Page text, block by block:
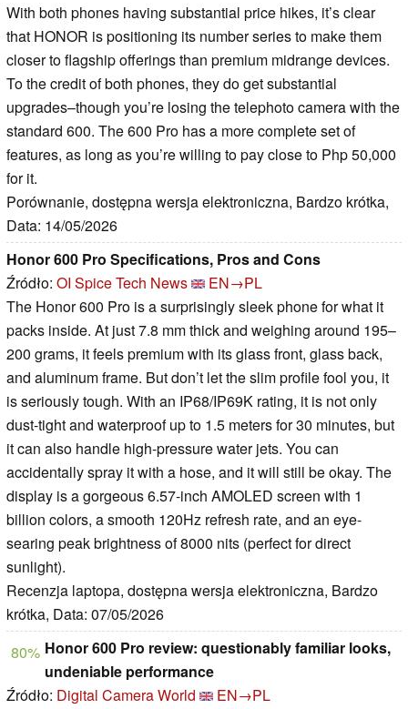
With both phones having substantial price hikes, it’s clear
that HONOR is positioning its number series to make them
closer to flagship offerings than premium midrange devices.
To the credit of both phones, they do get substantial
upgrades–though you’re losing the telephoto camera with the
standard 600. The 600 Pro has a more complete set of
features, as long as you’re willing to pay close to Php 50,000
for it.
Porównanie, dostępna wersja elektroniczna, Bardzo krótka,
Data: 14/05/2026
Honor 600 Pro Specifications, Pros and Cons
Źródło: OI Spice Tech News
EN→PL
The Honor 600 Pro is a surprisingly sleek phone for what it
packs inside. At just 7.8 mm thick and weighing around 195–
200 grams, it feels premium with its glass front, glass back,
and aluminum frame. But don’t let the slim profile fool you, it
is seriously tough. With an IP68/IP69K rating, it is not only
dust-tight and waterproof up to 1.5 meters for 30 minutes, but
it can also handle high-pressure water jets. You can
accidentally spray it with a hose, and it will still be okay. The
display is a gorgeous 6.57-inch AMOLED screen with 1
billion colors, a smooth 120Hz refresh rate, and an eye-
searing peak brightness of 8000 nits (perfect for direct
sunlight).
Recenzja laptopa, dostępna wersja elektroniczna, Bardzo
krótka, Data: 07/05/2026
80% Honor 600 Pro review: questionably familiar looks,
undeniable performance
Źródło: Digital Camera World
EN→PL